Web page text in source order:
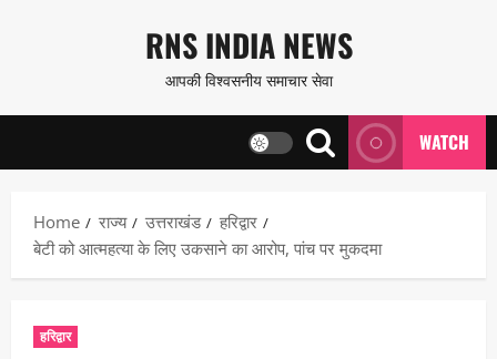
content
RNS INDIA NEWS
आपकी विश्वसनीय समाचार सेवा
WATCH
Home राज्य उत्तराखंड
हरिद्वार
बेटी को आत्महत्या के लिए उकसाने का आरोप, पांच पर मुकदमा
हरिद्वार